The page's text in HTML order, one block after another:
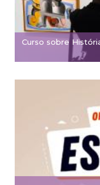
Curso sobre